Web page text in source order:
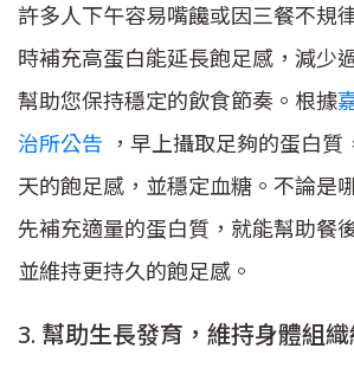
許多人下午容易嘴饞或因三餐不規
時補充高蛋白能延長飽足感，減少
幫助您保持穩定的飲食節奏。根據
治所公告 ，早上攝取足夠的蛋白
天的飽足感，並穩定血糖。不論是
先補充適量的蛋白質，就能幫助餐
並維持更持久的飽足感。
3. 幫助生長發育，維持身體組